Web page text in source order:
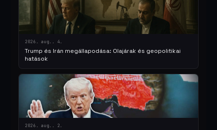
2026. aug.. 4.
Trump és Irán megállapodása: Olajárak és geopolitikai
hatások
2026. aug.. 2.